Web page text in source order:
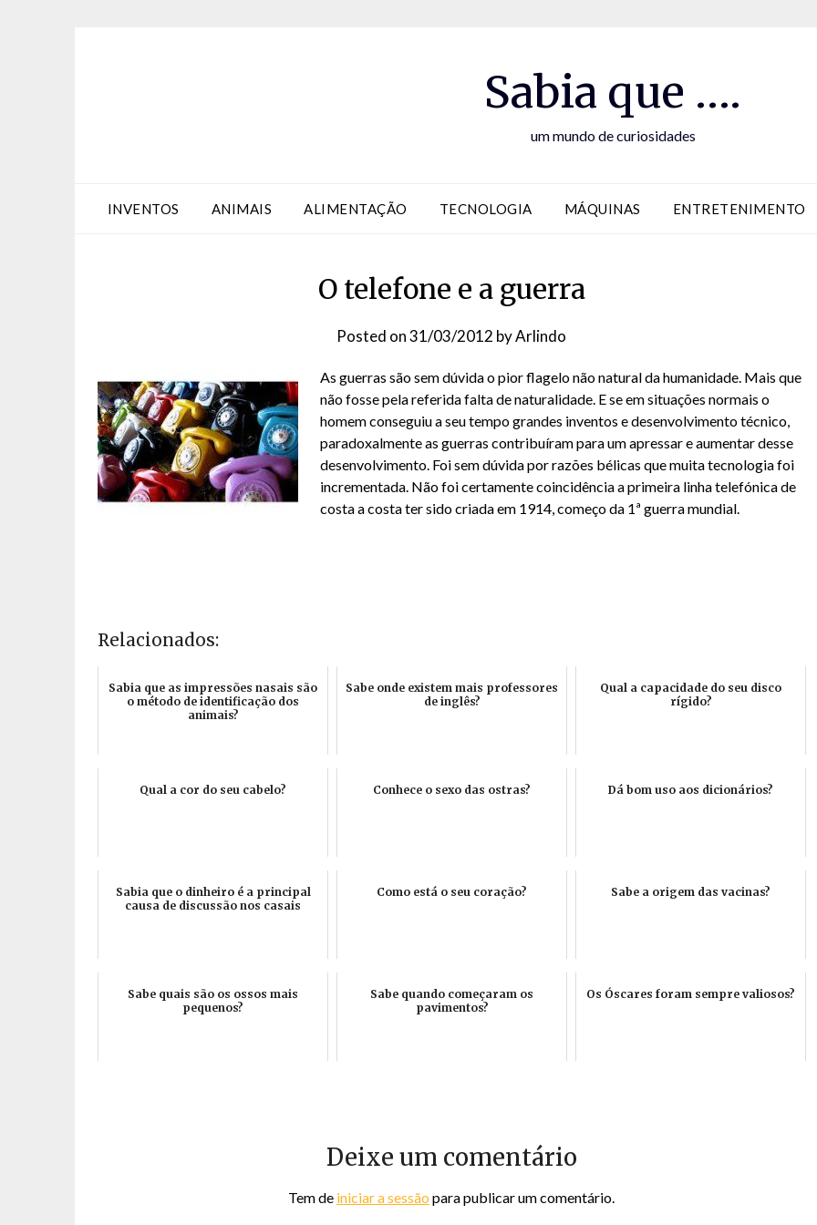
Sabia que ….
um mundo de curiosidades
INVENTOS ANIMAIS ALIMENTAÇÃO TECNOLOGIA MÁQUINAS ENTRETENIMENTO
O telefone e a guerra
Posted on31/03/2012 byArlindo
As guerras são sem dúvida o pior flagelo não natural da humanidade. Mais que
não fosse pela referida falta de naturalidade. E se em situações normais o
homem conseguiu a seu tempo grandes inventos e desenvolvimento técnico,
paradoxalmente as guerras contribuíram para um apressar e aumentar desse
desenvolvimento. Foi sem dúvida por razões bélicas que muita tecnologia foi
incrementada. Não foi certamente coincidência a primeira linha telefónica de
costa a costa ter sido criada em 1914, começo da 1ª guerra mundial.
Relacionados:
Sabia que as impressões nasais são
o método de identificação dos
animais?
Sabe onde existem mais professores
de inglês?
Qual a capacidade do seu disco
rígido?
Qual a cor do seu cabelo? Conhece o sexo das ostras? Dá bom uso aos dicionários?
Sabia que o dinheiro é a principal
causa de discussão nos casais
Como está o seu coração? Sabe a origem das vacinas?
Sabe quais são os ossos mais
pequenos?
Sabe quando começaram os
pavimentos?
Os Óscares foram sempre valiosos?
Deixe um comentário
Tem de iniciar a sessão para publicar um comentário.